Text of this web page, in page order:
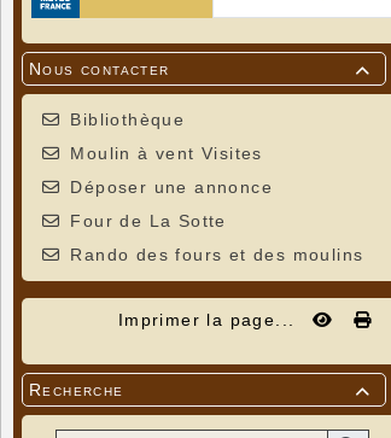

Nous contacter
Bibliothèque
Moulin à vent Visites
Déposer une annonce
Four de La Sotte
Rando des fours et des moulins
Imprimer la page...

Recherche